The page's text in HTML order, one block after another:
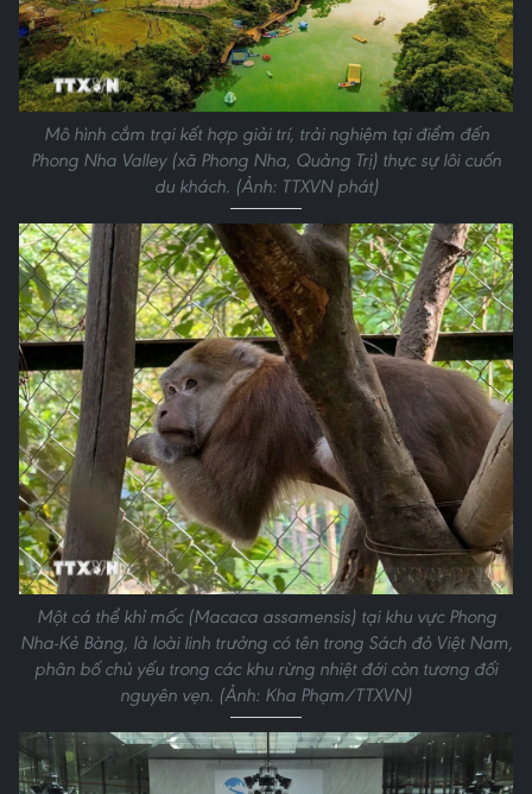
Mô hình cắm trại kết hợp giải trí, trải nghiệm tại điểm đến
Phong Nha Valley (xã Phong Nha, Quảng Trị) thực sự lôi cuốn
du khách. (Ảnh: TTXVN phát)
Một cá thể khỉ mốc (Macaca assamensis) tại khu vực Phong
Nha-Kẻ Bàng, là loài linh trưởng có tên trong Sách đỏ Việt Nam,
phân bố chủ yếu trong các khu rừng nhiệt đới còn tương đối
nguyên vẹn. (Ảnh: Kha Phạm/TTXVN)